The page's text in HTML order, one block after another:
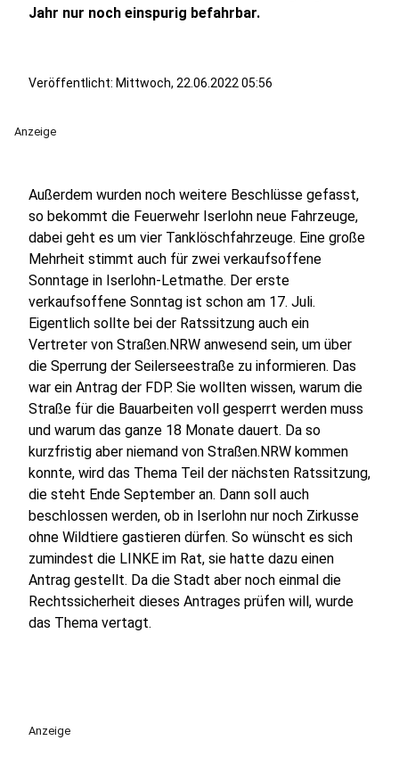
Jahr nur noch einspurig befahrbar.
Veröffentlicht: Mittwoch, 22.06.2022 05:56
Anzeige
Außerdem wurden noch weitere Beschlüsse gefasst,
so bekommt die Feuerwehr Iserlohn neue Fahrzeuge,
dabei geht es um vier Tanklöschfahrzeuge. Eine große
Mehrheit stimmt auch für zwei verkaufsoffene
Sonntage in Iserlohn-Letmathe. Der erste
verkaufsoffene Sonntag ist schon am 17. Juli.
Eigentlich sollte bei der Ratssitzung auch ein
Vertreter von Straßen.NRW anwesend sein, um über
die Sperrung der Seilerseestraße zu informieren. Das
war ein Antrag der FDP. Sie wollten wissen, warum die
Straße für die Bauarbeiten voll gesperrt werden muss
und warum das ganze 18 Monate dauert. Da so
kurzfristig aber niemand von Straßen.NRW kommen
konnte, wird das Thema Teil der nächsten Ratssitzung,
die steht Ende September an. Dann soll auch
beschlossen werden, ob in Iserlohn nur noch Zirkusse
ohne Wildtiere gastieren dürfen. So wünscht es sich
zumindest die LINKE im Rat, sie hatte dazu einen
Antrag gestellt. Da die Stadt aber noch einmal die
Rechtssicherheit dieses Antrages prüfen will, wurde
das Thema vertagt.
Anzeige